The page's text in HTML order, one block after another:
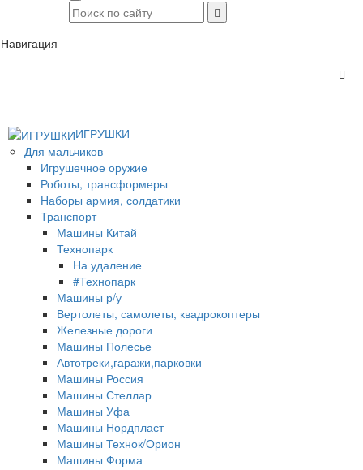
Навигация
ИГРУШКИ
Для мальчиков
Игрушечное оружие
Роботы, трансформеры
Наборы армия, солдатики
Транспорт
Машины Китай
Технопарк
На удаление
#Технопарк
Машины р/у
Вертолеты, самолеты, квадрокоптеры
Железные дороги
Машины Полесье
Автотреки,гаражи,парковки
Машины Россия
Машины Стеллар
Машины Уфа
Машины Нордпласт
Машины Технок/Орион
Машины Форма